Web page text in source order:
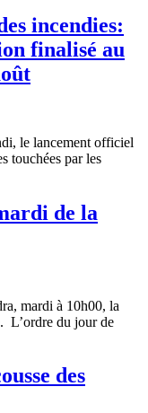
incendies:
finalisé au
le lancement officiel
touchées par les
de la
mardi à 10h00, la
L’ordre du jour de
des